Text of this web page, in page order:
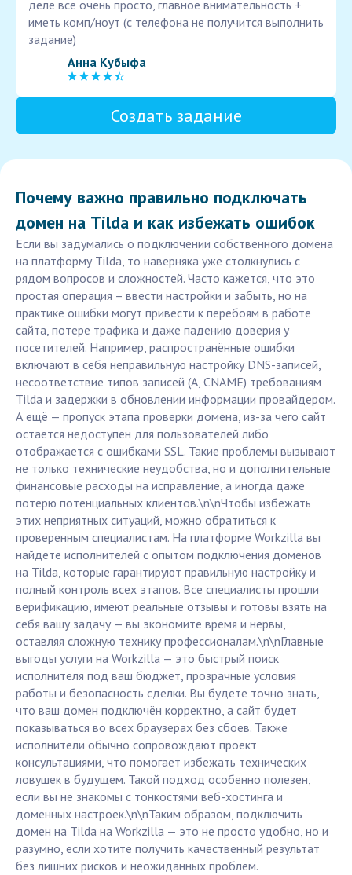
деле все очень просто, главное внимательность +
иметь комп/ноут (с телефона не получится выполнить
задание)
Анна Кубыфа
Создать задание
Почему важно правильно подключать
домен на Tilda и как избежать ошибок
Если вы задумались о подключении собственного домена
на платформу Tilda, то наверняка уже столкнулись с
рядом вопросов и сложностей. Часто кажется, что это
простая операция – ввести настройки и забыть, но на
практике ошибки могут привести к перебоям в работе
сайта, потере трафика и даже падению доверия у
посетителей. Например, распространённые ошибки
включают в себя неправильную настройку DNS-записей,
несоответствие типов записей (A, CNAME) требованиям
Tilda и задержки в обновлении информации провайдером.
А ещё — пропуск этапа проверки домена, из-за чего сайт
остаётся недоступен для пользователей либо
отображается с ошибками SSL. Такие проблемы вызывают
не только технические неудобства, но и дополнительные
финансовые расходы на исправление, а иногда даже
потерю потенциальных клиентов.\n\nЧтобы избежать
этих неприятных ситуаций, можно обратиться к
проверенным специалистам. На платформе Workzilla вы
найдёте исполнителей с опытом подключения доменов
на Tilda, которые гарантируют правильную настройку и
полный контроль всех этапов. Все специалисты прошли
верификацию, имеют реальные отзывы и готовы взять на
себя вашу задачу — вы экономите время и нервы,
оставляя сложную технику профессионалам.\n\nГлавные
выгоды услуги на Workzilla — это быстрый поиск
исполнителя под ваш бюджет, прозрачные условия
работы и безопасность сделки. Вы будете точно знать,
что ваш домен подключён корректно, а сайт будет
показываться во всех браузерах без сбоев. Также
исполнители обычно сопровождают проект
консультациями, что помогает избежать технических
ловушек в будущем. Такой подход особенно полезен,
если вы не знакомы с тонкостями веб-хостинга и
доменных настроек.\n\nТаким образом, подключить
домен на Tilda на Workzilla — это не просто удобно, но и
разумно, если хотите получить качественный результат
без лишних рисков и неожиданных проблем.